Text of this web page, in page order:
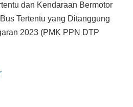
dan Kendaraan Bermotor
Tertentu yang Ditanggung
2023 (PMK PPN DTP